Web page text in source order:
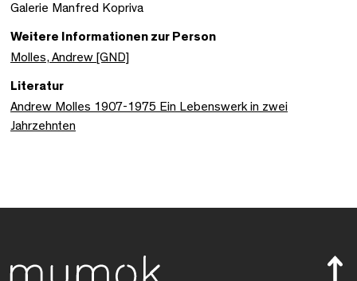
Galerie Manfred Kopriva
Weitere Informationen zur Person
Molles, Andrew [GND]
Literatur
Andrew Molles 1907-1975 Ein Lebenswerk in zwei
Jahrzehnten